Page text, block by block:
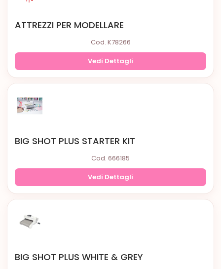
ATTREZZI PER MODELLARE
Cod. K78266
Vedi Dettagli
BIG SHOT PLUS STARTER KIT
Cod. 666185
Vedi Dettagli
BIG SHOT PLUS WHITE & GREY